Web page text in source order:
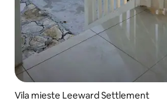
Vila mieste Leeward Settlement